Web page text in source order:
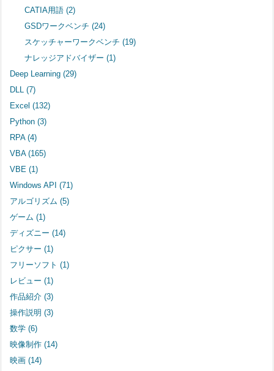
CATIA用語(2)
GSDワークベンチ(24)
スケッチャーワークベンチ(19)
ナレッジアドバイザー(1)
Deep Learning (29)
DLL (7)
Excel (132)
Python (3)
RPA (4)
VBA (165)
VBE (1)
Windows API (71)
アルゴリズム (5)
ゲーム (1)
ディズニー (14)
ピクサー (1)
フリーソフト (1)
レビュー (1)
作品紹介 (3)
操作説明 (3)
数学 (6)
映像制作 (14)
映画 (14)